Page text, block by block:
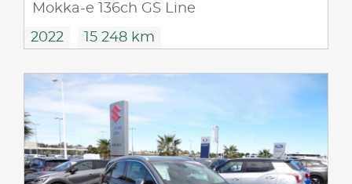
Mokka-e 136ch GS Line
2022 15 248 km